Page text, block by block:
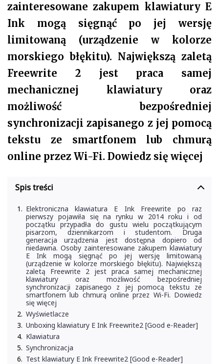
zainteresowane zakupem klawiatury E
Ink mogą sięgnąć po jej wersję
limitowaną (urządzenie w kolorze
morskiego błękitu). Największą zaletą
Freewrite 2 jest praca samej
mechanicznej klawiatury oraz
możliwość bezpośredniej
synchronizacji zapisanego z jej pomocą
tekstu ze smartfonem lub chmurą
online przez Wi-Fi. Dowiedz się więcej
Spis treści
Elektroniczna klawiatura E Ink Freewrite po raz
pierwszy pojawiła się na rynku w 2014 roku i od
początku przypadła do gustu wielu początkującym
pisarzom, dziennikarzom i studentom. Druga
generacja urządzenia jest dostępna dopiero od
niedawna. Osoby zainteresowane zakupem klawiatury
E Ink mogą sięgnąć po jej wersję limitowaną
(urządzenie w kolorze morskiego błękitu). Największą
zaletą Freewrite 2 jest praca samej mechanicznej
klawiatury oraz możliwość bezpośredniej
synchronizacji zapisanego z jej pomocą tekstu ze
smartfonem lub chmurą online przez Wi-Fi. Dowiedz
się więcej
Wyświetlacze
Unboxing klawiatury E Ink Freewrite2 [Good e-Reader]
Klawiatura
Synchronizacja
Test klawiatury E Ink Freewrite2 [Good e-Reader]